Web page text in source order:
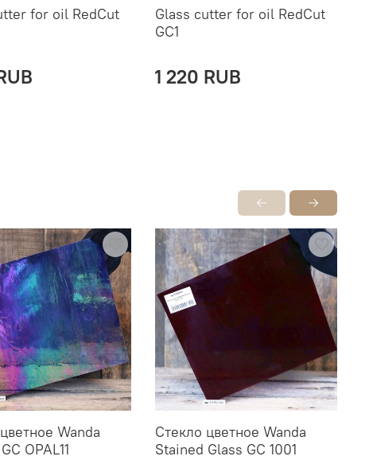
for oil RedCut
Glass cutter for oil RedCut
GC1
1 220 RUB
Wanda
OPAL11
Стекло цветное Wanda
Stained Glass GC 1001